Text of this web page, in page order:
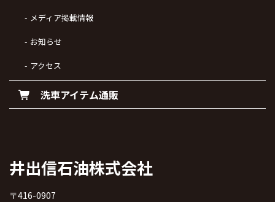
メディア掲載情報
お知らせ
アクセス
洗車アイテム通販
井出信石油株式会社
〒416-0907